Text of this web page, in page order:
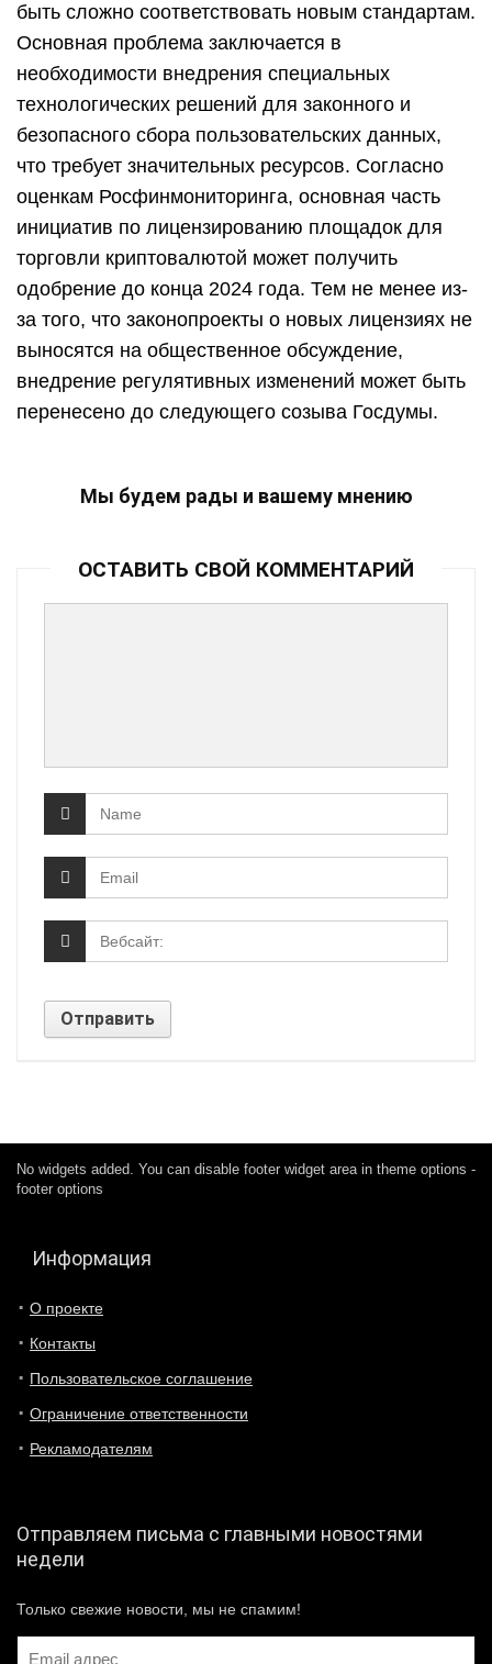
быть сложно соответствовать новым стандартам.
Основная проблема заключается в
необходимости внедрения специальных
технологических решений для законного и
безопасного сбора пользовательских данных,
что требует значительных ресурсов. Согласно
оценкам Росфинмониторинга, основная часть
инициатив по лицензированию площадок для
торговли криптовалютой может получить
одобрение до конца 2024 года. Тем не менее из-
за того, что законопроекты о новых лицензиях не
выносятся на общественное обсуждение,
внедрение регулятивных изменений может быть
перенесено до следующего созыва Госдумы.
Мы будем рады и вашему мнению
ОСТАВИТЬ СВОЙ КОММЕНТАРИЙ
No widgets added. You can disable footer widget area in theme options -
footer options
Информация
О проекте
Контакты
Пользовательское соглашение
Ограничение ответственности
Рекламодателям
Отправляем письма с главными новостями
недели
Только свежие новости, мы не спамим!